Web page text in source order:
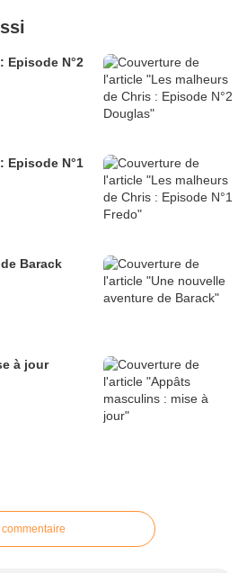
Episode N°2
Episode N°1
Barack
à jour